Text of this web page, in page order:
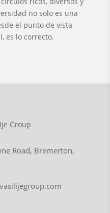
no solo es una
el punto de vista
es lo correcto.
Road, Bremerton,